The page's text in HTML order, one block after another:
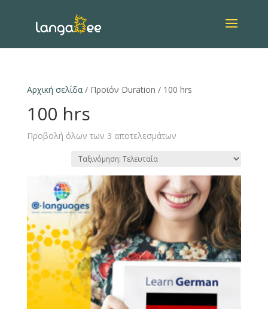
Αρχική σελίδα/ Προϊόν Duration / 100 hrs
100 hrs
Προβολή όλων των 3 αποτελεσμάτων